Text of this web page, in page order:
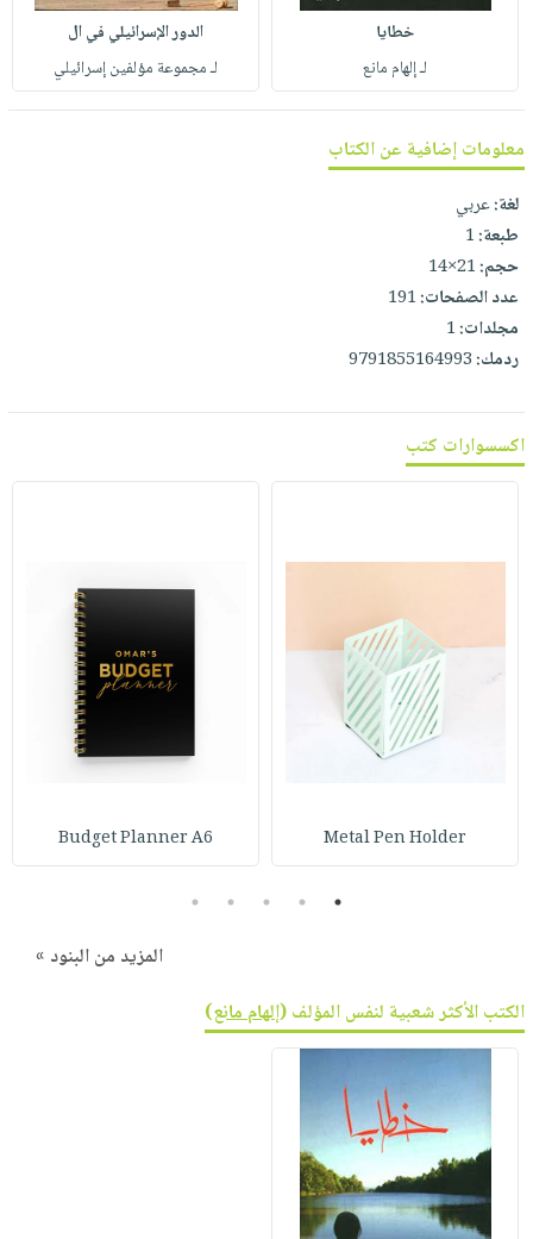
خطايا
لـ إلهام مانع
الدور الإسرائيلي في ال
لـ مجموعة مؤلفين إسرائيلي
معلومات إضافية عن الكتاب
لغة:عربي
طبعة:1
حجم:21×14
عدد الصفحات:191
مجلدات:1
ردمك:9791855164993
اكسسوارات كتب
Metal Pen Holder
Budget Planner A6
1
2
3
4
5
المزيد من البنود »
الكتب الأكثر شعبية لنفس المؤلف (إلهام مانع)